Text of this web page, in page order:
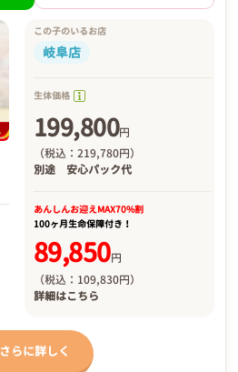
この子のいるお店
岐阜店
生体価格
199,800円
（税込：219,780円）
別途 安心パック代
あんしんお迎えMAX70%割
100ヶ月生命保障付き！
89,850円
（税込：109,830円）
詳細はこちら
さらに詳しく